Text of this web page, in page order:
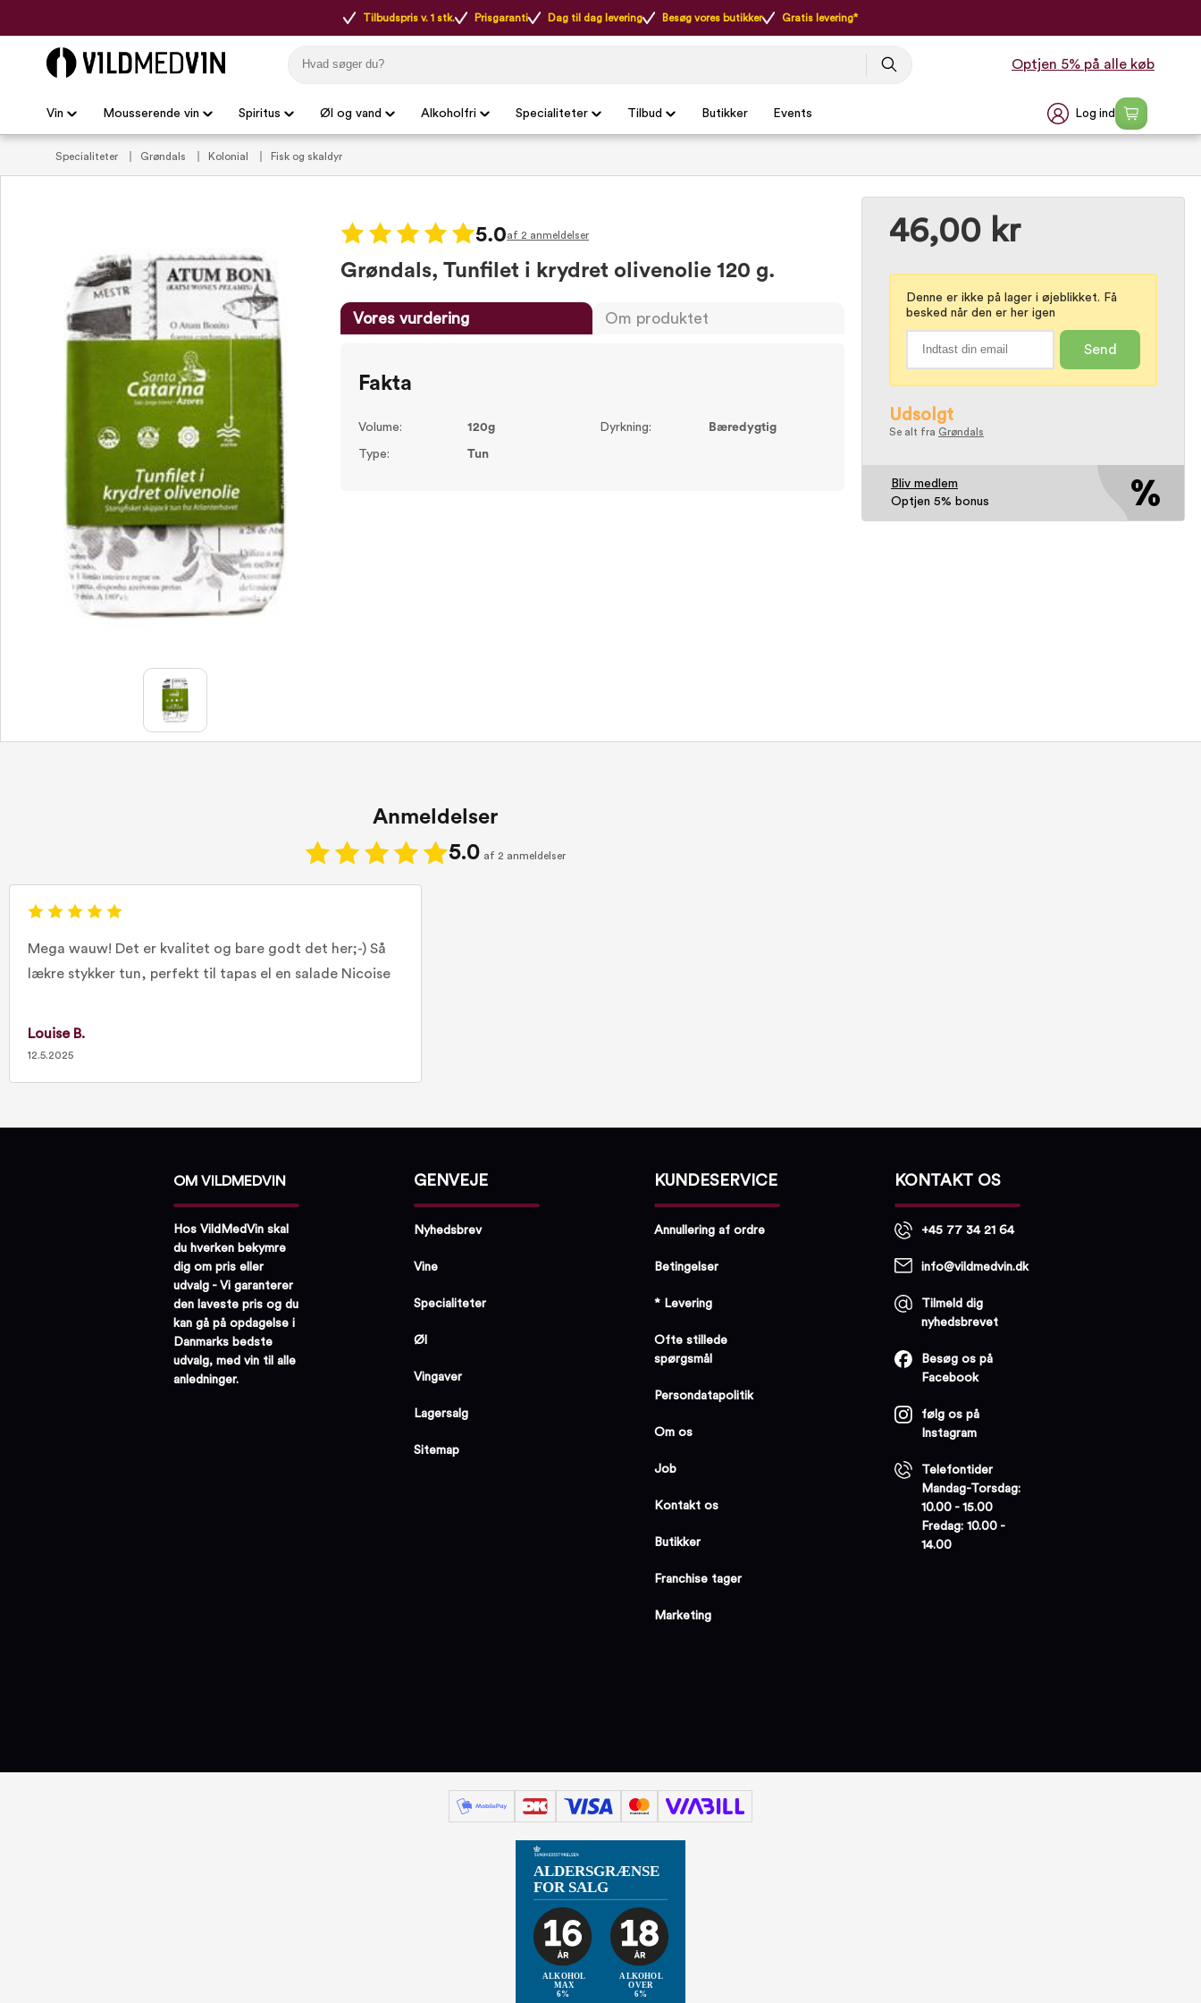
Tilbudspris v. 1 stk. Prisgaranti Dag til dag levering Besøg vores butikker Gratis levering*
Optjen 5% på alle køb
Vin Mousserende vin Spiritus Øl og vand Alkoholfri Specialiteter Tilbud Butikker Events Log ind
Specialiteter Grøndals Kolonial Fisk og skaldyr
46,00 kr
Denne er ikke på lager i øjeblikket. Få
besked når den er her igen
Send
Udsolgt
Se alt fra Grøndals
Bliv medlem
Optjen 5% bonus
5.0af 2 anmeldelser
Grøndals, Tunfilet i krydret olivenolie 120 g.
Vores vurdering Om produktet
Fakta
Volume: 120g
Type: Tun
Dyrkning: Bæredygtig
Anmeldelser
5.0 af 2 anmeldelser
Mega wauw! Det er kvalitet og bare godt det her;-) Så
lækre stykker tun, perfekt til tapas el en salade Nicoise
Louise B.
12.5.2025
OM VILDMEDVIN
Hos VildMedVin skal
du hverken bekymre
dig om pris eller
udvalg - Vi garanterer
den laveste pris og du
kan gå på opdagelse i
Danmarks bedste
udvalg, med vin til alle
anledninger.
GENVEJE
Nyhedsbrev
Vine
Specialiteter
Øl
Vingaver
Lagersalg
Sitemap
KUNDESERVICE
Annullering af ordre
Betingelser
* Levering
Ofte stillede
spørgsmål
Persondatapolitik
Om os
Job
Kontakt os
Butikker
Franchise tager
Marketing
KONTAKT OS
+45 77 34 21 64
info@vildmedvin.dk
Tilmeld dig
nyhedsbrevet
Besøg os på
Facebook
følg os på
Instagram
Telefontider
Mandag-Torsdag:
10.00 - 15.00
Fredag: 10.00 -
14.00